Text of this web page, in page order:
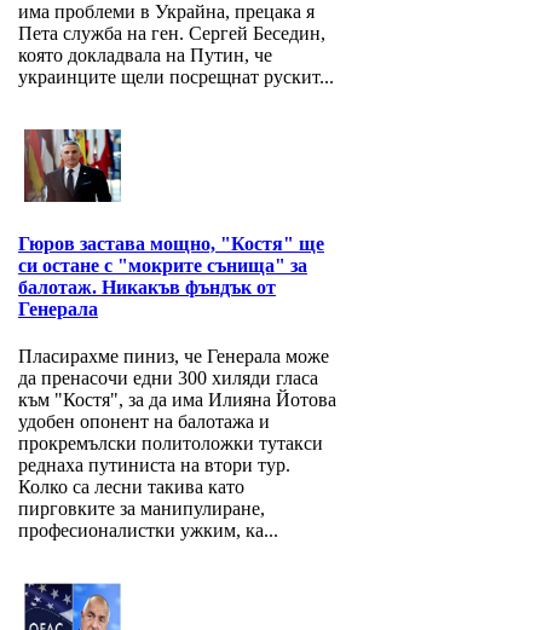
има проблеми в Украйна, прецака я
Пета служба на ген. Сергей Беседин,
която докладвала на Путин, че
украинците щели посрещнат рускит...
Гюров застава мощно, "Костя" ще
си остане с "мокрите сънища" за
балотаж. Никакъв фъндък от
Генерала
Пласирахме пиниз, че Генерала може
да пренасочи едни 300 хиляди гласа
към "Костя", за да има Илияна Йотова
удобен опонент на балотажа и
прокремълски политоложки тутакси
реднаха путиниста на втори тур.
Колко са лесни такива като
пирговките за манипулиране,
професионалистки ужким, ка...